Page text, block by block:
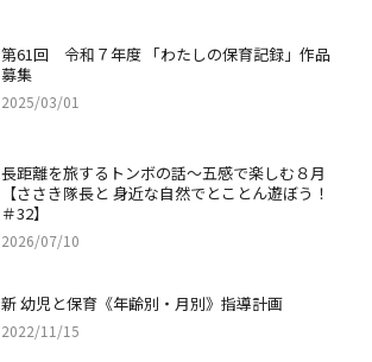
第61回 令和７年度 「わたしの保育記録」作品
募集
2025/03/01
長距離を旅するトンボの話～五感で楽しむ８月
【ささき隊長と 身近な自然でとことん遊ぼう！
＃32】
2026/07/10
新 幼児と保育《年齢別・月別》指導計画
2022/11/15